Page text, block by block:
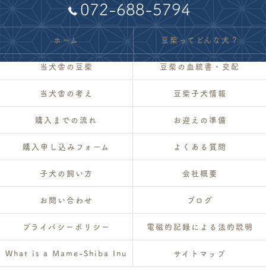
072-688-5794
ホーム 豆柴ってどんな犬？
当犬舎の豆柴 豆柴の血統書・交配
当犬舎の考え 豆柴子犬情報
購入までの流れ お迎えの準備
購入申し込みフォーム よくある質問
子犬の飼い方 会社概要
お問い合わせ ブログ
プライバシーポリシー 電磁的記録による法的説明
What is a Mame-Shiba Inu サイトマップ